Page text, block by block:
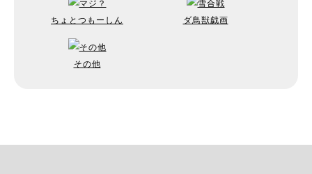
ちょとつもーしん ダ鳥獣戯画
その他